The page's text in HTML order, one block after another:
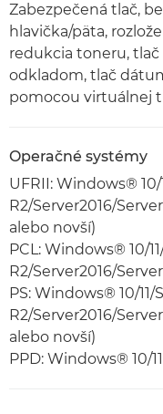
Zabezpečená tlač,
hlavička/päta,
redukcia toneru,
odkladom, tlač
pomocou virtuálnej
Operačné systémy
UFRII: Windows® 10/
R2/Server2016/
alebo novší)
PCL: Windows® 10/
R2/Server2016/
PS: Windows® 10/11/
R2/Server2016/
alebo novší)
PPD: Windows® 10/